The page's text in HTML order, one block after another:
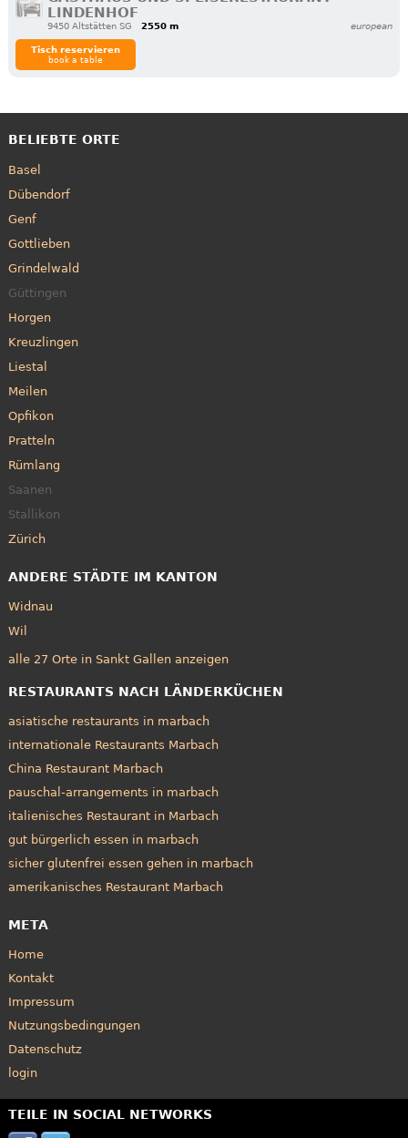
LINDENHOF
9450 Altstätten SG 2550 m european
Tisch reservieren
book a table
BELIEBTE ORTE
Basel
Dübendorf
Genf
Gottlieben
Grindelwald
Güttingen
Horgen
Kreuzlingen
Liestal
Meilen
Opfikon
Pratteln
Rümlang
Saanen
Stallikon
Zürich
ANDERE STÄDTE IM KANTON
Widnau
Wil
alle 27 Orte in Sankt Gallen anzeigen
RESTAURANTS NACH LÄNDERKÜCHEN
asiatische restaurants in marbach
internationale Restaurants Marbach
China Restaurant Marbach
pauschal-arrangements in marbach
italienisches Restaurant in Marbach
gut bürgerlich essen in marbach
sicher glutenfrei essen gehen in marbach
amerikanisches Restaurant Marbach
META
Home
Kontakt
Impressum
Nutzungsbedingungen
Datenschutz
login
TEILE IN SOCIAL NETWORKS